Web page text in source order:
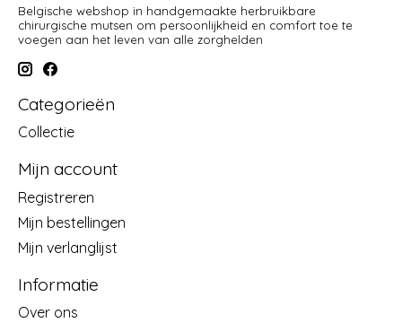
Belgische webshop in handgemaakte herbruikbare
chirurgische mutsen om persoonlijkheid en comfort toe te
voegen aan het leven van alle zorghelden
Categorieën
Collectie
Mijn account
Registreren
Mijn bestellingen
Mijn verlanglijst
Informatie
Over ons